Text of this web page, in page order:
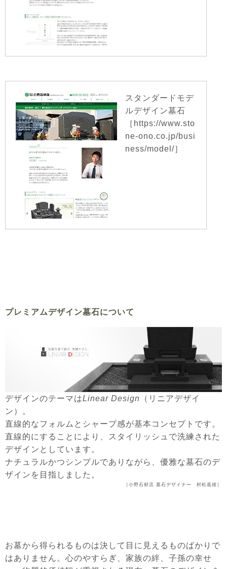
スタンダードモデ
ルデザイン墓石
［https://www.sto
ne-ono.co.jp/busi
ness/model/］
プレミアムデザイン墓石について
デザインのテーマはLinear Design （リニアデザイ
ン）。
直線的なフォルムとシャープ感が基本コンセプトです。
直線的にすることにより、スタイリッシュで洗練された
デザインとしています。
ナチュラルかつシンプルでありながら、優雅な墓石のデ
ザインを目指しました。
［小野石材店 墓石デザイナー 村松嘉雄］
お墓から得られるものは決して目に見えるものばかりで
はありません。心のやすらぎ、家族の絆、子孫の幸せ